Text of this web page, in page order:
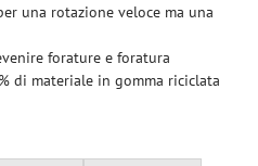
una rotazione veloce ma una
forature e foratura
di materiale in gomma riciclata